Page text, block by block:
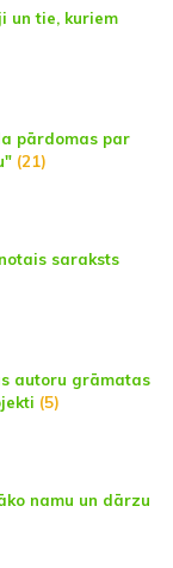
un tie, kuriem
pārdomas par
(21)
saraksts
autoru grāmatas
(5)
namu un dārzu